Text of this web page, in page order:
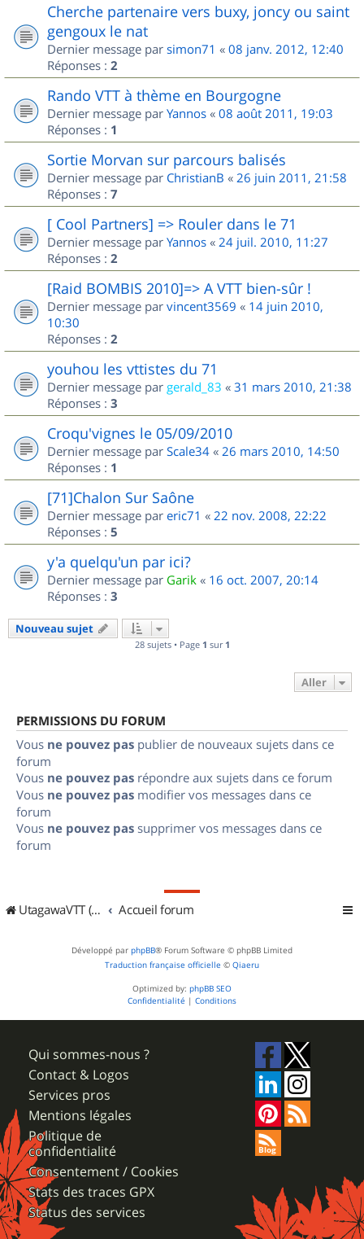
Cherche partenaire vers buxy, joncy ou saint
gengoux le nat
Dernier message par simon71 « 08 janv. 2012, 12:40
Réponses : 2
Rando VTT à thème en Bourgogne
Dernier message par Yannos « 08 août 2011, 19:03
Réponses : 1
Sortie Morvan sur parcours balisés
Dernier message par ChristianB « 26 juin 2011, 21:58
Réponses : 7
[ Cool Partners] => Rouler dans le 71
Dernier message par Yannos « 24 juil. 2010, 11:27
Réponses : 2
[Raid BOMBIS 2010]=> A VTT bien-sûr !
Dernier message par vincent3569 « 14 juin 2010,
10:30
Réponses : 2
youhou les vttistes du 71
Dernier message par gerald_83 « 31 mars 2010, 21:38
Réponses : 3
Croqu'vignes le 05/09/2010
Dernier message par Scale34 « 26 mars 2010, 14:50
Réponses : 1
[71]Chalon Sur Saône
Dernier message par eric71 « 22 nov. 2008, 22:22
Réponses : 5
y'a quelqu'un par ici?
Dernier message par Garik « 16 oct. 2007, 20:14
Réponses : 3
Nouveau sujet
28 sujets • Page 1 sur 1
Aller
PERMISSIONS DU FORUM
Vous ne pouvez pas publier de nouveaux sujets dans ce
forum
Vous ne pouvez pas répondre aux sujets dans ce forum
Vous ne pouvez pas modifier vos messages dans ce
forum
Vous ne pouvez pas supprimer vos messages dans ce
forum
UtagawaVTT (Randos VTT et VTTAE avec traces GPS) Accueil forum
Développé par phpBB® Forum Software © phpBB Limited
Traduction française officielle © Qiaeru
Optimized by: phpBB SEO
Confidentialité | Conditions
Qui sommes-nous ?
Contact & Logos
Services pros
Mentions légales
Politique de
confidentialité
Consentement / Cookies
Stats des traces GPX
Status des services